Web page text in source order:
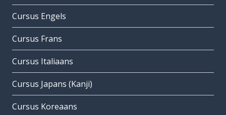
Cursus Engels
Cursus Frans
Cursus Italiaans
Cursus Japans (Kanji)
Cursus Koreaans